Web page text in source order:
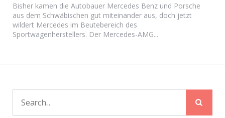
Bisher kamen die Autobauer Mercedes Benz und Porsche
aus dem Schwäbischen gut miteinander aus, doch jetzt
wildert Mercedes im Beutebereich des
Sportwagenherstellers. Der Mercedes-AMG...
Search
for: